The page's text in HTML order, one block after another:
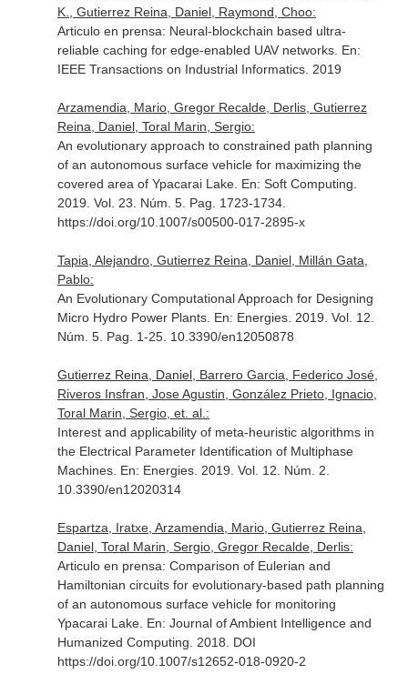
K., Gutierrez Reina, Daniel, Raymond, Choo:
Articulo en prensa: Neural-blockchain based ultra-
reliable caching for edge-enabled UAV networks. En:
IEEE Transactions on Industrial Informatics. 2019
Arzamendia, Mario, Gregor Recalde, Derlis, Gutierrez
Reina, Daniel, Toral Marin, Sergio:
An evolutionary approach to constrained path planning
of an autonomous surface vehicle for maximizing the
covered area of Ypacarai Lake. En: Soft Computing
2019. Vol. 23. Núm. 5. Pag. 1723-1734.
https://doi.org/10.1007/s00500-017-2895-x
Tapia, Alejandro, Gutierrez Reina, Daniel, Millán Gata,
Pablo:
An Evolutionary Computational Approach for Designing
Micro Hydro Power Plants. En: Energies. 2019. Vol. 12.
Núm. 5. Pag. 1-25. 10.3390/en12050878
Gutierrez Reina, Daniel, Barrero Garcia, Federico José,
Riveros Insfran, Jose Agustin, González Prieto, Ignacio,
Toral Marin, Sergio, et. al.:
Interest and applicability of meta-heuristic algorithms in
the Electrical Parameter Identification of Multiphase
Machines. En: Energies. 2019. Vol. 12. Núm. 2.
10.3390/en12020314
Espartza, Iratxe, Arzamendia, Mario, Gutierrez Reina,
Daniel, Toral Marin, Sergio, Gregor Recalde, Derlis:
Articulo en prensa: Comparison of Eulerian and
Hamiltonian circuits for evolutionary-based path planning
of an autonomous surface vehicle for monitoring
Ypacarai Lake. En: Journal of Ambient Intelligence and
Humanized Computing . 2018. DOI
https://doi.org/10.1007/s12652-018-0920-2